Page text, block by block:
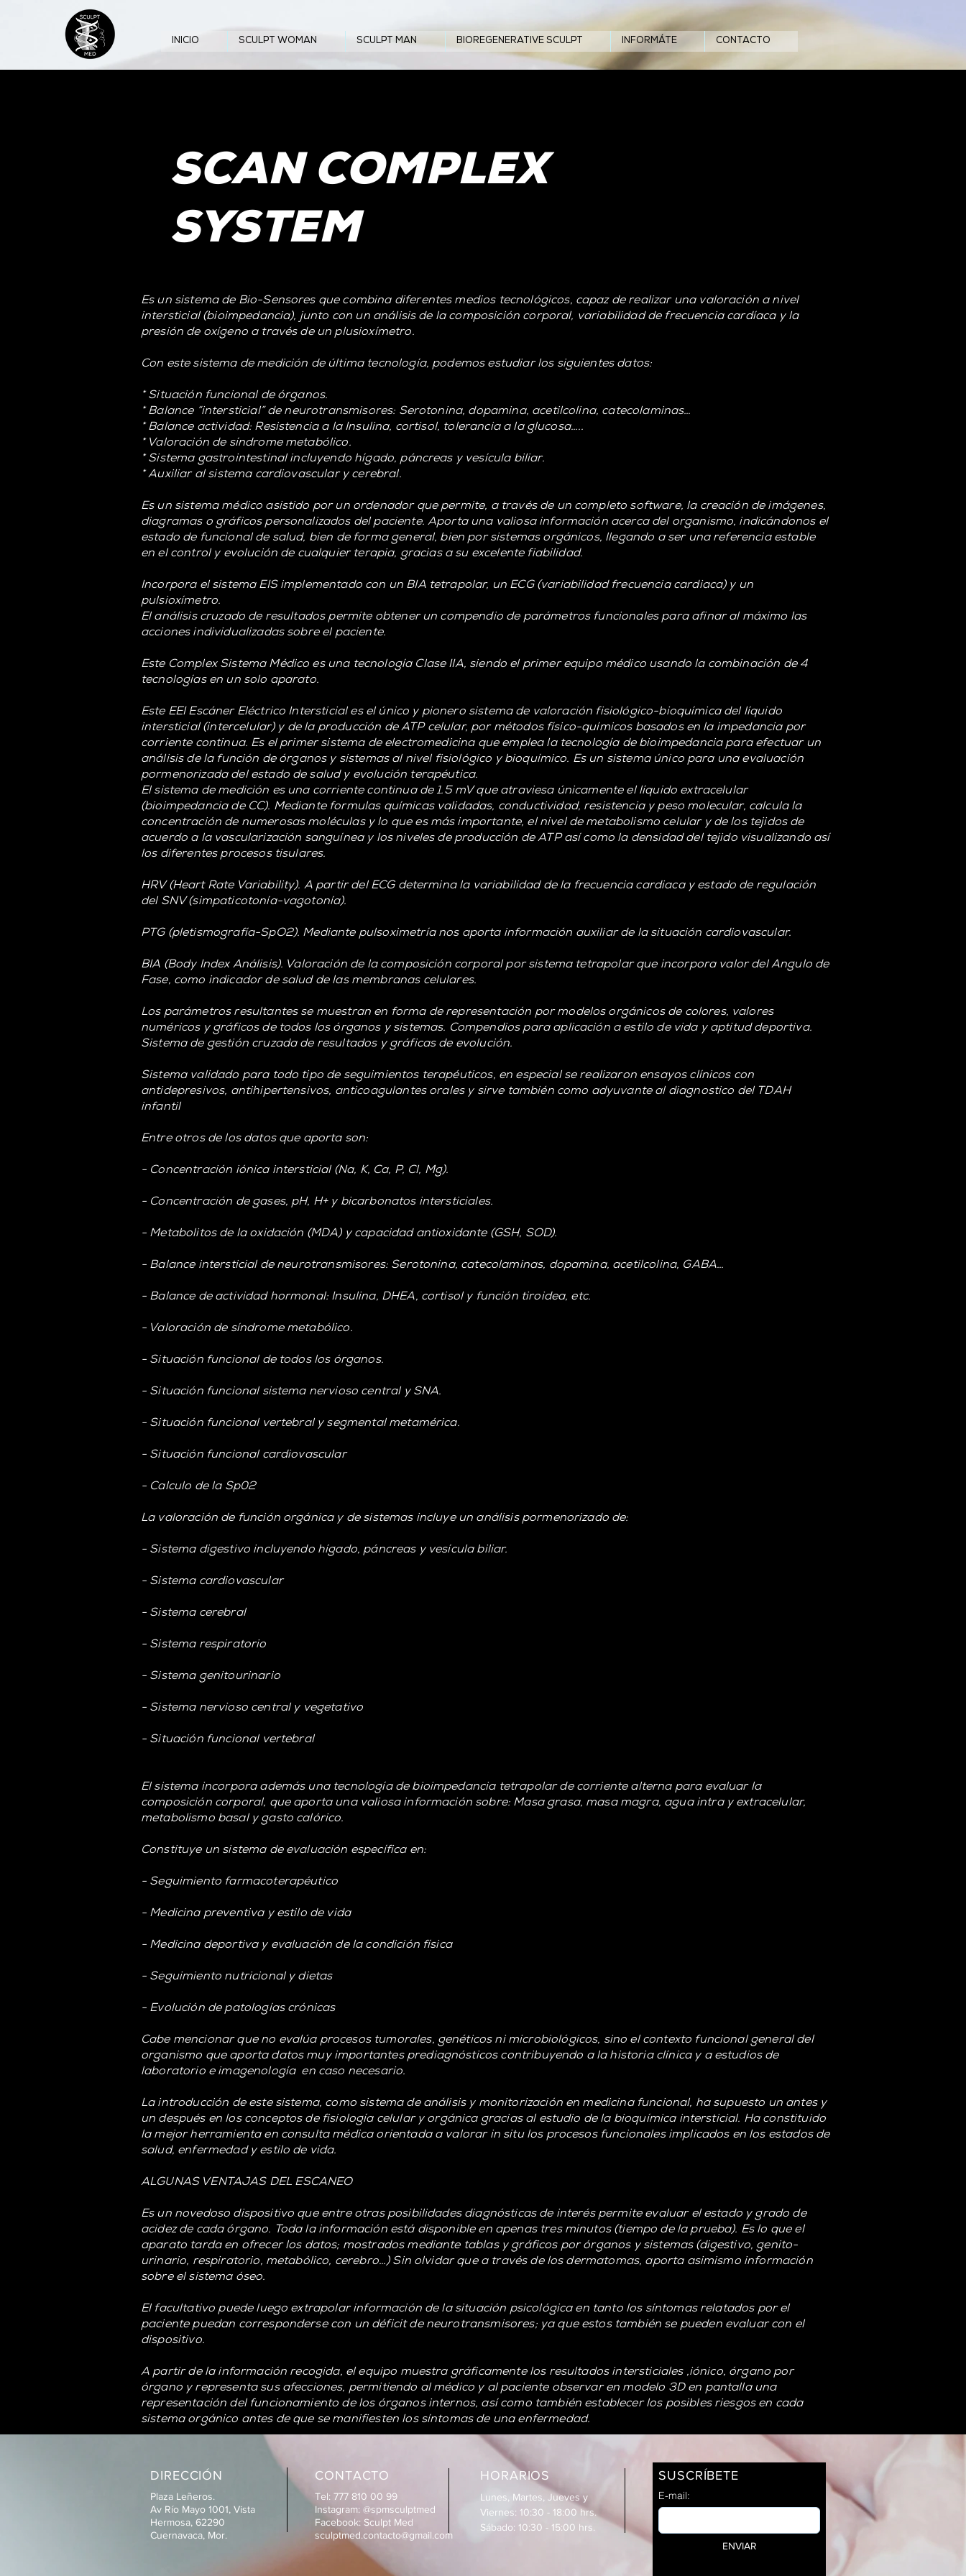
INICIO SCULPT WOMAN SCULPT MAN BIOREGENERATIVE SCULPT INFORMÁTE CONTACTO
SCAN COMPLEX
SYSTEM
Es un sistema de Bio-Sensores que combina diferentes medios tecnológicos, capaz de realizar una valoración a nivel
intersticial (bioimpedancia), junto con un análisis de la composición corporal, variabilidad de frecuencia cardíaca y la
presión de oxígeno a través de un plusioxímetro.
Con este sistema de medición de última tecnología, podemos estudiar los siguientes datos:
* Situación funcional de órganos.
* Balance “intersticial” de neurotransmisores: Serotonina, dopamina, acetilcolina, catecolaminas…
* Balance actividad: Resistencia a la Insulina, cortisol, tolerancia a la glucosa…..
* Valoración de síndrome metabólico.
* Sistema gastrointestinal incluyendo hígado, páncreas y vesícula biliar.
* Auxiliar al sistema cardiovascular y cerebral.
Es un sistema médico asistido por un ordenador que permite, a través de un completo software, la creación de imágenes,
diagramas o gráficos personalizados del paciente. Aporta una valiosa información acerca del organismo, indicándonos el
estado de funcional de salud, bien de forma general, bien por sistemas orgánicos, llegando a ser una referencia estable
en el control y evolución de cualquier terapia, gracias a su excelente fiabilidad.
Incorpora el sistema EIS implementado con un BIA tetrapolar, un ECG (variabilidad frecuencia cardiaca) y un
pulsioxímetro.
El análisis cruzado de resultados permite obtener un compendio de parámetros funcionales para afinar al máximo las
acciones individualizadas sobre el paciente.
Este Complex Sistema Médico es una tecnología Clase IIA, siendo el primer equipo médico usando la combinación de 4
tecnologías en un solo aparato.
Este EEI Escáner Eléctrico Intersticial es el único y pionero sistema de valoración fisiológico-bioquímica del líquido
intersticial (intercelular) y de la producción de ATP celular, por métodos físico-químicos basados en la impedancia por
corriente continua. Es el primer sistema de electromedicina que emplea la tecnología de bioimpedancia para efectuar un
análisis de la función de órganos y sistemas al nivel fisiológico y bioquímico. Es un sistema único para una evaluación
pormenorizada del estado de salud y evolución terapéutica.
El sistema de medición es una corriente continua de 1.5 mV que atraviesa únicamente el líquido extracelular
(bioimpedancia de CC). Mediante formulas químicas validadas, conductividad, resistencia y peso molecular, calcula la
concentración de numerosas moléculas y lo que es más importante, el nivel de metabolismo celular y de los tejidos de
acuerdo a la vascularización sanguínea y los niveles de producción de ATP así como la densidad del tejido visualizando así
los diferentes procesos tisulares.
HRV (Heart Rate Variability). A partir del ECG determina la variabilidad de la frecuencia cardiaca y estado de regulación
del SNV (simpaticotonía-vagotonía).
PTG (pletismografía-SpO2). Mediante pulsoximetría nos aporta información auxiliar de la situación cardiovascular.
BIA (Body Index Análisis). Valoración de la composición corporal por sistema tetrapolar que incorpora valor del Angulo de
Fase, como indicador de salud de las membranas celulares.
Los parámetros resultantes se muestran en forma de representación por modelos orgánicos de colores, valores
numéricos y gráficos de todos los órganos y sistemas. Compendios para aplicación a estilo de vida y aptitud deportiva.
Sistema de gestión cruzada de resultados y gráficas de evolución.
Sistema validado para todo tipo de seguimientos terapéuticos, en especial se realizaron ensayos clínicos con
antidepresivos, antihipertensivos, anticoagulantes orales y sirve también como adyuvante al diagnostico del TDAH
infantil
Entre otros de los datos que aporta son:
- Concentración iónica intersticial (Na, K, Ca, P, Cl, Mg).
- Concentración de gases, pH, H+ y bicarbonatos intersticiales.
- Metabolitos de la oxidación (MDA) y capacidad antioxidante (GSH, SOD).
- Balance intersticial de neurotransmisores: Serotonina, catecolaminas, dopamina, acetilcolina, GABA…
- Balance de actividad hormonal: Insulina, DHEA, cortisol y función tiroidea, etc.
- Valoración de síndrome metabólico.
- Situación funcional de todos los órganos.
- Situación funcional sistema nervioso central y SNA.
- Situación funcional vertebral y segmental metamérica.
- Situación funcional cardiovascular
- Calculo de la Sp02
La valoración de función orgánica y de sistemas incluye un análisis pormenorizado de:
- Sistema digestivo incluyendo hígado, páncreas y vesícula biliar.
- Sistema cardiovascular
- Sistema cerebral
- Sistema respiratorio
- Sistema genitourinario
- Sistema nervioso central y vegetativo
- Situación funcional vertebral
El sistema incorpora además una tecnología de bioimpedancia tetrapolar de corriente alterna para evaluar la
composición corporal, que aporta una valiosa información sobre: Masa grasa, masa magra, agua intra y extracelular,
metabolismo basal y gasto calórico.
Constituye un sistema de evaluación específica en:
- Seguimiento farmacoterapéutico
- Medicina preventiva y estilo de vida
- Medicina deportiva y evaluación de la condición física
- Seguimiento nutricional y dietas
- Evolución de patologías crónicas
Cabe mencionar que no evalúa procesos tumorales, genéticos ni microbiológicos, sino el contexto funcional general del
organismo que aporta datos muy importantes prediagnósticos contribuyendo a la historia clínica y a estudios de
laboratorio e imagenología en caso necesario.
La introducción de este sistema, como sistema de análisis y monitorización en medicina funcional, ha supuesto un antes y
un después en los conceptos de fisiología celular y orgánica gracias al estudio de la bioquímica intersticial. Ha constituido
la mejor herramienta en consulta médica orientada a valorar in situ los procesos funcionales implicados en los estados de
salud, enfermedad y estilo de vida.
ALGUNAS VENTAJAS DEL ESCANEO
Es un novedoso dispositivo que entre otras posibilidades diagnósticas de interés permite evaluar el estado y grado de
acidez de cada órgano. Toda la información está disponible en apenas tres minutos (tiempo de la prueba). Es lo que el
aparato tarda en ofrecer los datos; mostrados mediante tablas y gráficos por órganos y sistemas (digestivo, genito-
urinario, respiratorio, metabólico, cerebro…) Sin olvidar que a través de los dermatomas, aporta asimismo información
sobre el sistema óseo.
El facultativo puede luego extrapolar información de la situación psicológica en tanto los síntomas relatados por el
paciente puedan corresponderse con un déficit de neurotransmisores; ya que estos también se pueden evaluar con el
dispositivo.
A partir de la información recogida, el equipo muestra gráficamente los resultados intersticiales ,iónico, órgano por
órgano y representa sus afecciones, permitiendo al médico y al paciente observar en modelo 3D en pantalla una
representación del funcionamiento de los órganos internos, así como también establecer los posibles riesgos en cada
sistema orgánico antes de que se manifiesten los síntomas de una enfermedad.
DIRECCIÓN
Plaza Leñeros.
Av Río Mayo 1001, Vista
Hermosa, 62290
Cuernavaca, Mor.
CONTACTO
Tel: 777 810 00 99
Instagram: @spmsculptmed
Facebook: Sculpt Med
sculptmed.contacto@gmail.com
HORARIOS
Lunes, Martes, Jueves y
Viernes: 10:30 - 18:00 hrs.
Sábado: 10:30 - 15:00 hrs.
SUSCRÍBETE
E-mail:
ENVIAR